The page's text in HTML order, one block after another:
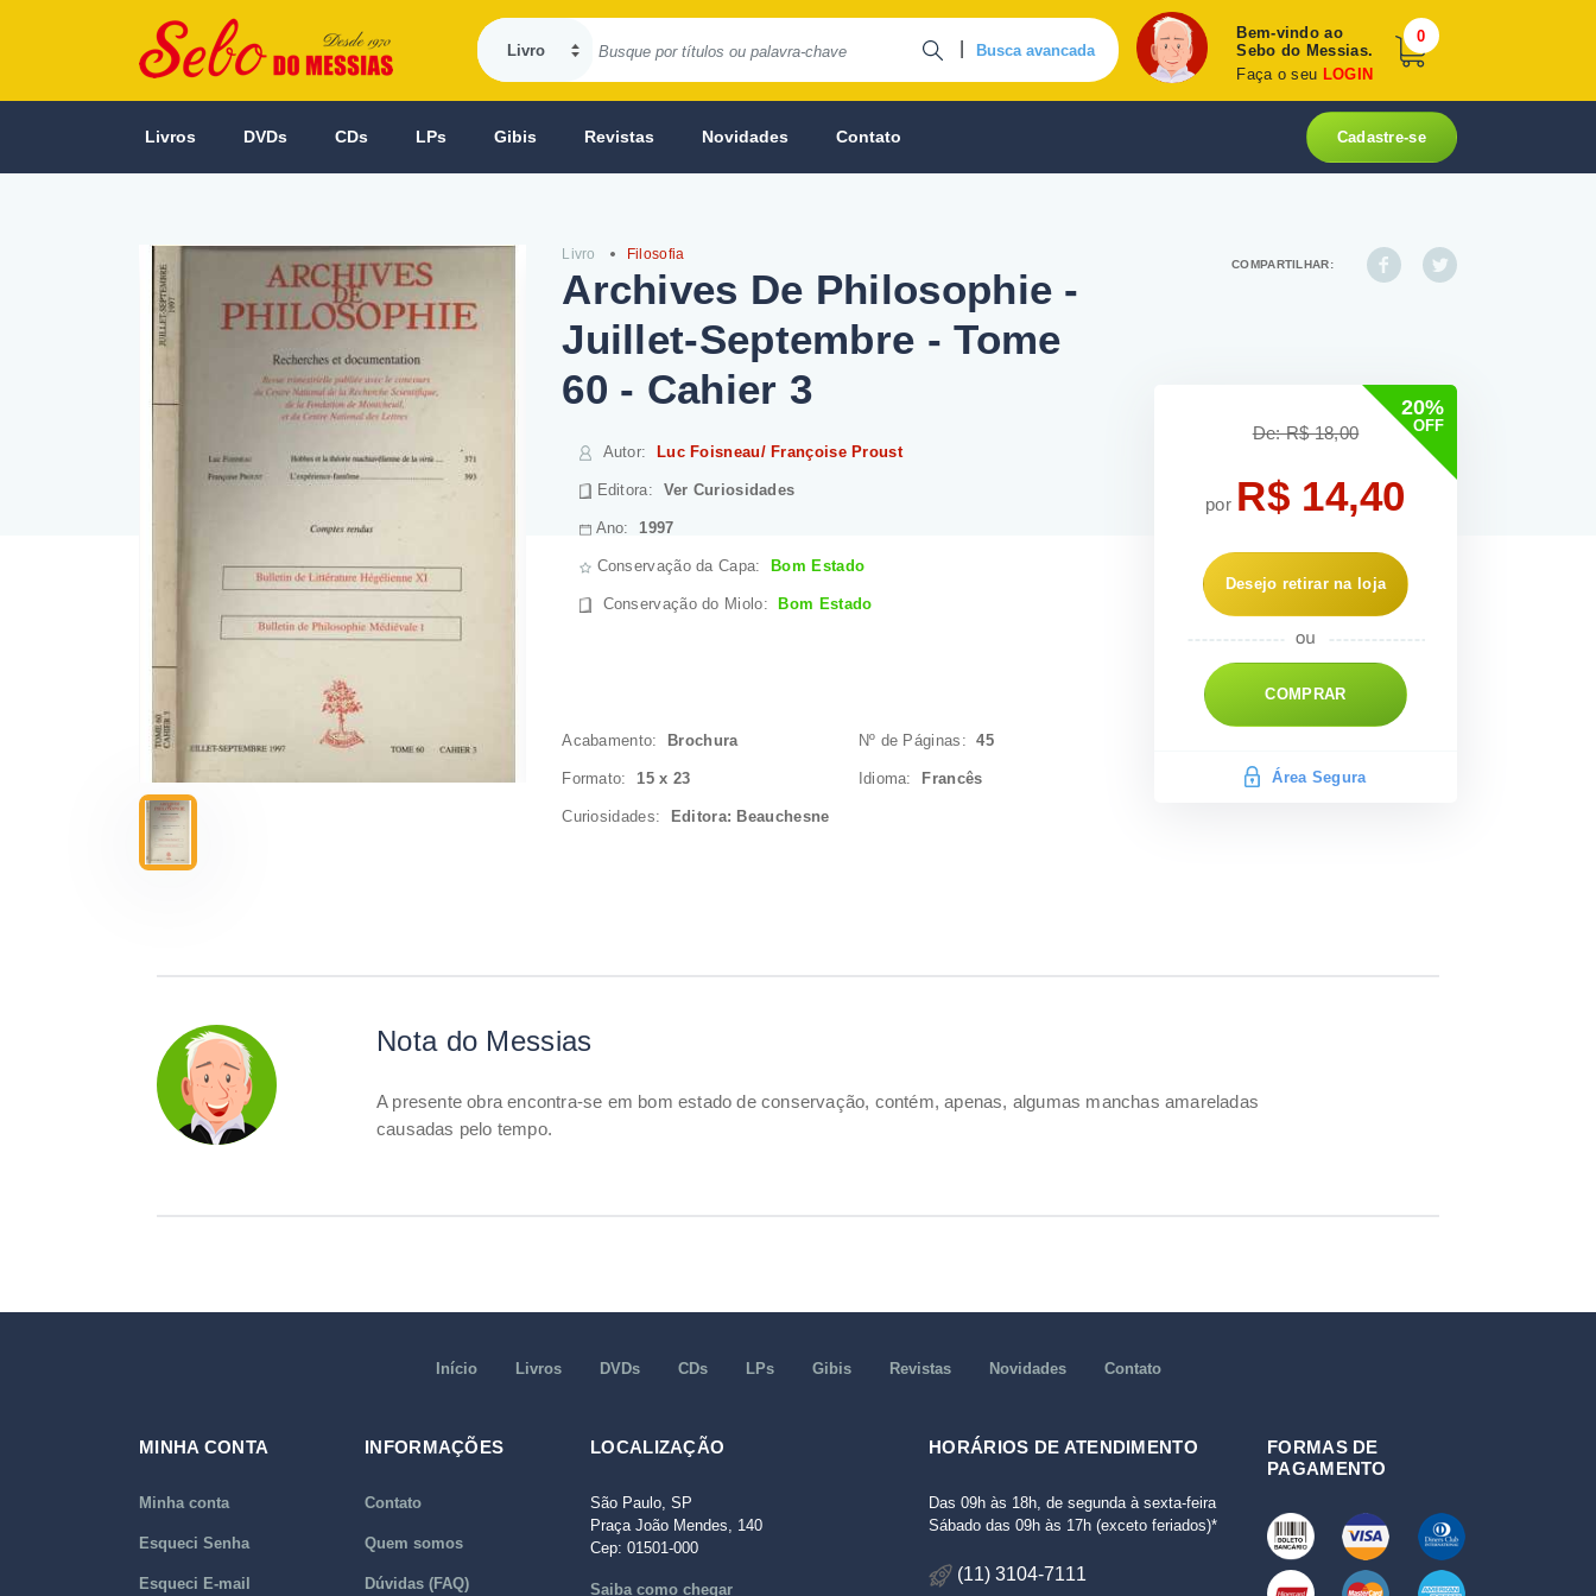
Busca avancada
Bem-vindo ao
Sebo do Messias.
Faça o seu LOGIN
0
Livros DVDs CDs LPs Gibis Revistas Novidades Contato Cadastre-se
Livro Filosofia
Archives De Philosophie -
Juillet-Septembre - Tome
60 - Cahier 3
Autor: Luc Foisneau/ Françoise Proust
Editora: Ver Curiosidades
Ano:1997
Conservação da Capa: Bom Estado
Conservação do Miolo: Bom Estado
Acabamento: Brochura Nº de Páginas:45
Formato:15 x 23 Idioma: Francês
Curiosidades: Editora: Beauchesne
COMPARTILHAR:
20%
OFF
De: R$ 18,00
por R$ 14,40
Desejo retirar na loja
COMPRAR
Área Segura
Nota do Messias
A presente obra encontra-se em bom estado de conservação, contém, apenas, algumas manchas amareladas
causadas pelo tempo.
Início Livros DVDs CDs LPs Gibis Revistas Novidades Contato
MINHA CONTA
Minha conta
Esqueci Senha
Esqueci E-mail
INFORMAÇÕES
Contato
Quem somos
Dúvidas (FAQ)
LOCALIZAÇÃO
São Paulo, SP
Praça João Mendes, 140
Cep: 01501-000
Saiba como chegar
HORÁRIOS DE ATENDIMENTO
Das 09h às 18h, de segunda à sexta-feira
Sábado das 09h às 17h (exceto feriados)*
(11) 3104-7111
FORMAS DE
PAGAMENTO